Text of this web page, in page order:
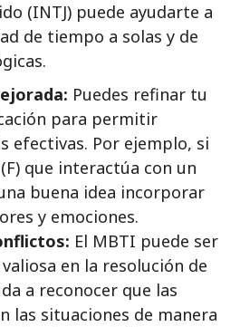
(INTJ) puede ayudarte a
de tiempo a solas y de
Puedes refinar tu
para permitir
efectivas. Por ejemplo, si
que interactúa con un
buena idea incorporar
y emociones.
El MBTI puede ser
en la resolución de
a reconocer que las
las situaciones de manera